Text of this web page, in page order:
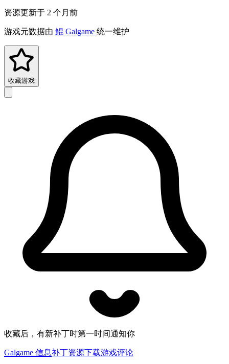
资源更新于 2 个月前
游戏元数据由 鲲 Galgame 统一维护
收藏游戏
收藏后，有新补丁时第一时间通知你
Galgame 信息补丁资源下载游戏评论